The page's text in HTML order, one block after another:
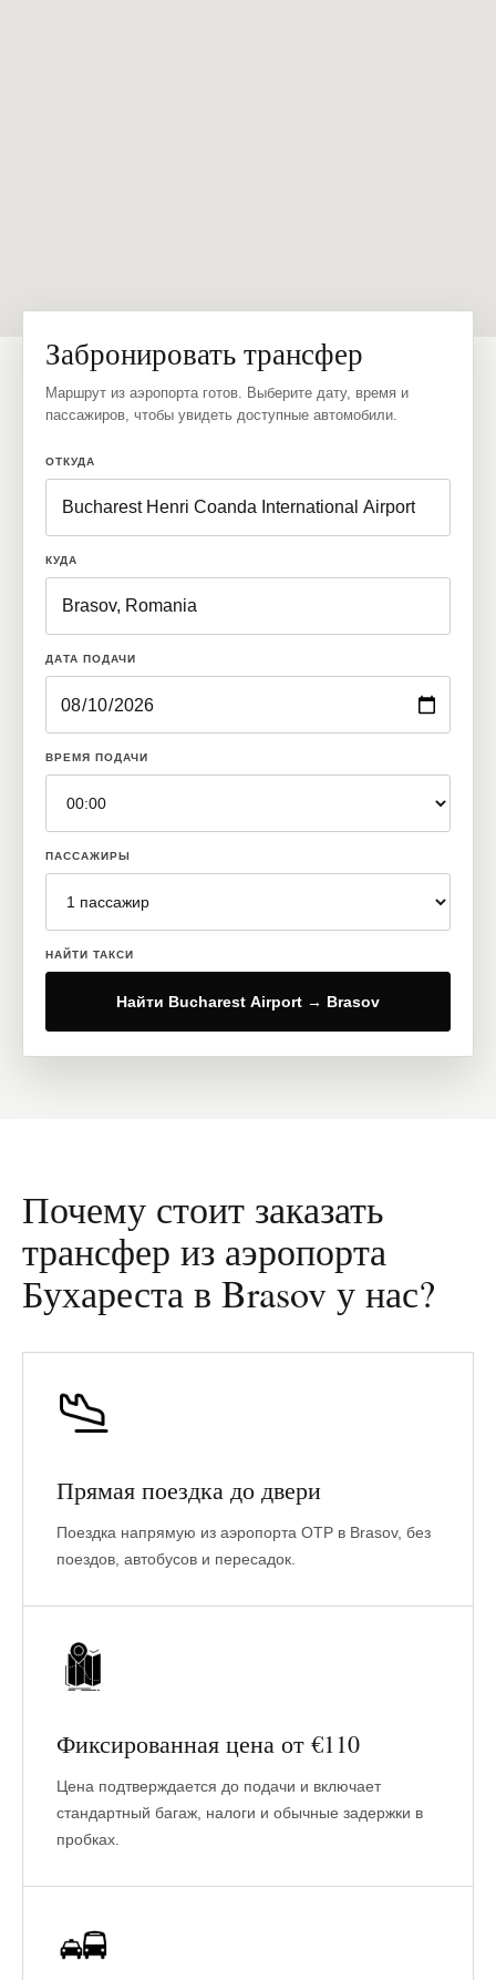
Забронировать трансфер
Маршрут из аэропорта готов. Выберите дату, время и
пассажиров, чтобы увидеть доступные автомобили.
ОТКУДА
КУДА
ДАТА ПОДАЧИ
ВРЕМЯ ПОДАЧИ
ПАССАЖИРЫ
НАЙТИ ТАКСИ
Найти Bucharest Airport → Brasov
Почему стоит заказать
трансфер из аэропорта
Бухареста в Brasov у нас?
Прямая поездка до двери
Поездка напрямую из аэропорта OTP в Brasov, без
поездов, автобусов и пересадок.
Фиксированная цена от €110
Цена подтверждается до подачи и включает
стандартный багаж, налоги и обычные задержки в
пробках.